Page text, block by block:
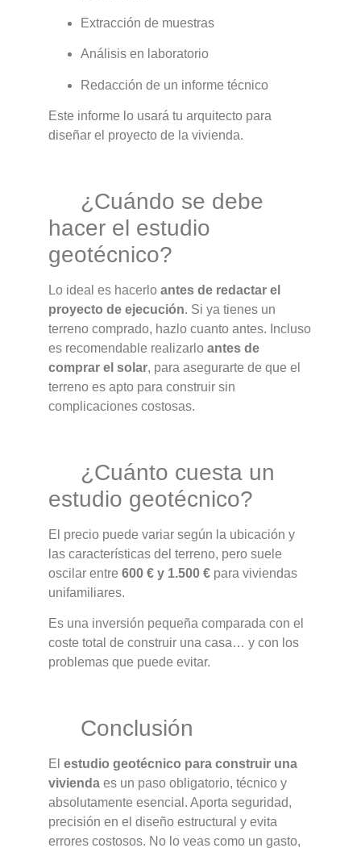
Extracción de muestras
Análisis en laboratorio
Redacción de un informe técnico
Este informe lo usará tu arquitecto para
diseñar el proyecto de la vivienda.
¿Cuándo se debe
hacer el estudio
geotécnico?
Lo ideal es hacerlo antes de redactar el
proyecto de ejecución. Si ya tienes un
terreno comprado, hazlo cuanto antes. Incluso
es recomendable realizarlo antes de
comprar el solar, para asegurarte de que el
terreno es apto para construir sin
complicaciones costosas.
¿Cuánto cuesta un
estudio geotécnico?
El precio puede variar según la ubicación y
las características del terreno, pero suele
oscilar entre 600 € y 1.500 € para viviendas
unifamiliares.
Es una inversión pequeña comparada con el
coste total de construir una casa… y con los
problemas que puede evitar.
Conclusión
El estudio geotécnico para construir una
vivienda es un paso obligatorio, técnico y
absolutamente esencial. Aporta seguridad,
precisión en el diseño estructural y evita
errores costosos. No lo veas como un gasto,